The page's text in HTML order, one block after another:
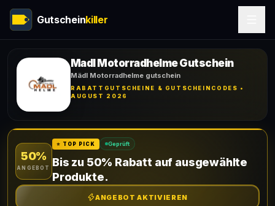
Gutscheinkiller
Madl Motorradhelme Gutschein
Mädl Motorradhelme gutschein
RABATTGUTSCHEINE & GUTSCHEINCODES •
AUGUST 2026
50%
ANGEBOT
⭐ TOP PICK Geprüft
Bis zu 50% Rabatt auf ausgewählte
Produkte.
ANGEBOT AKTIVIEREN